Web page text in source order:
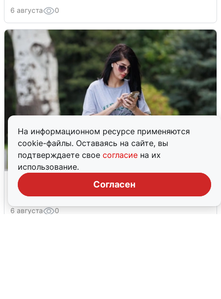
На информационном ресурсе применяются
cookie-файлы. Оставаясь на сайте, вы
подтверждаете свое согласие на их
использование.
Согласен
6 августа 0
Волгоградцы остались без
мобильного интернета
6 августа 0